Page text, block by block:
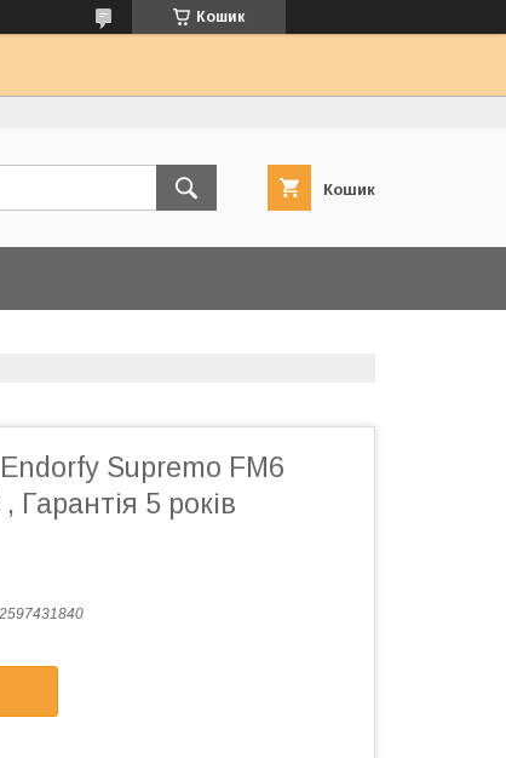
Кошик
Кошик
Supremo FM6
Гарантія 5 років
2597431840